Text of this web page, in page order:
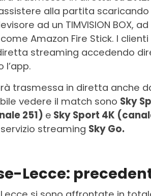
alla partita
ad un TIMVISION BOX,
Amazon Fire Stick. I
streaming accedendo
l’app.
trasmessa in diretta anche
vedere il match sono Sky
251) e Sky Sport 4K
streaming Sky Go.
Lecce: